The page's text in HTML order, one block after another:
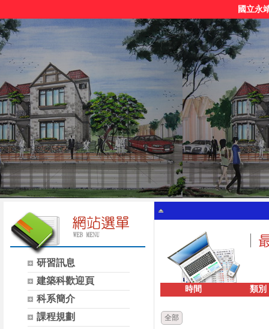
國立永
研習訊息
建築科歡迎頁
科系簡介
課程規劃
時間 類別
全部